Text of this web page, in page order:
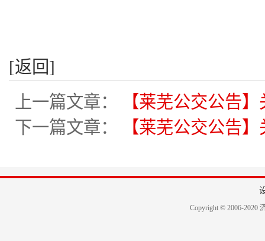
[返回]
上一篇文章：
【莱芜公交公告
下一篇文章：
【莱芜公交公告
Copyright © 2006-2020